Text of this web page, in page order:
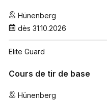
Hünenberg
dès 31.10.2026
Elite Guard
Cours de tir de base
Hünenberg